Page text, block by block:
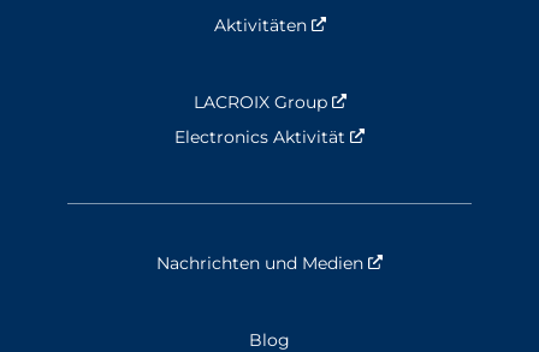
Aktivitäten Nouvelle fenêtre
LACROIX Group
Nouvelle fenêtre
Electronics Aktivität
Nachrichten und Medien
Blog